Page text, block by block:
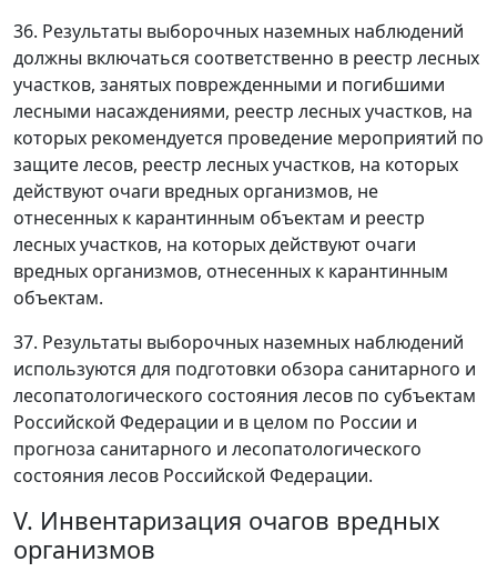
36. Результаты выборочных наземных наблюдений
должны включаться соответственно в реестр лесных
участков, занятых поврежденными и погибшими
лесными насаждениями, реестр лесных участков, на
которых рекомендуется проведение мероприятий по
защите лесов, реестр лесных участков, на которых
действуют очаги вредных организмов, не
отнесенных к карантинным объектам и реестр
лесных участков, на которых действуют очаги
вредных организмов, отнесенных к карантинным
объектам.
37. Результаты выборочных наземных наблюдений
используются для подготовки обзора санитарного и
лесопатологического состояния лесов по субъектам
Российской Федерации и в целом по России и
прогноза санитарного и лесопатологического
состояния лесов Российской Федерации.
V. Инвентаризация очагов вредных
организмов